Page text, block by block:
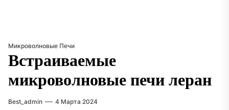
Микроволновые Печи
Встраиваемые
микроволновые печи леран
Best_admin 4 Марта 2024